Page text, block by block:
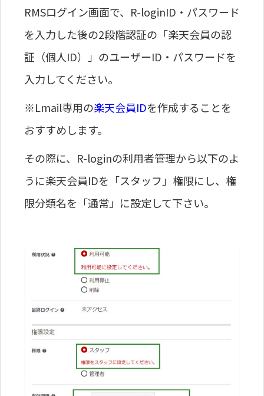
RMSログイン画面で、R-loginID・パスワード
を入力した後の2段階認証の「楽天会員の認
証（個人ID）」のユーザーID・パスワードを
入力してください。
※Lmail専用の楽天会員IDを作成することを
おすすめします。
その際に、R-loginの利用者管理から以下のよ
うに楽天会員IDを「スタッフ」権限にし、権
限分類名を「通常」に設定して下さい。